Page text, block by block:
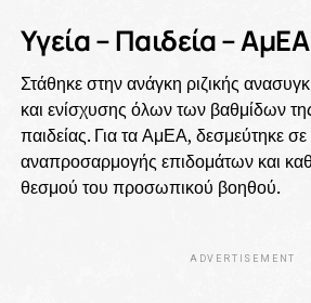
Υγεία – Παιδεία – ΑμΕΑ
Στάθηκε στην ανάγκη ριζικής
και ενίσχυσης όλων των βαθμίδων
παιδείας. Για τα ΑμΕΑ, δεσμεύτηκε
αναπροσαρμογής επιδομάτων και
θεσμού του προσωπικού βοηθού.
ADVERTISEMENT